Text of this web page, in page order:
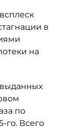
в
на
по
го. Всего